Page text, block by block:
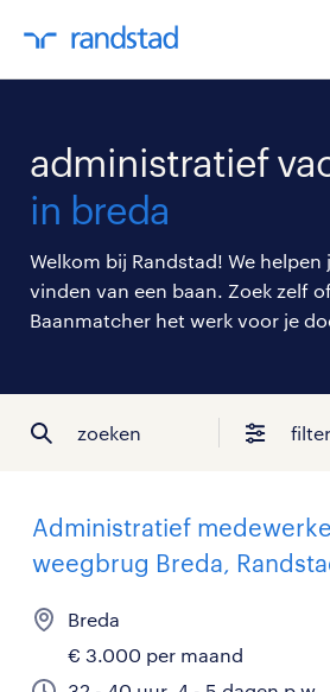
administratief
in breda
Welkom bij Randstad! We
vinden van een baan. Zoek zelf
Baanmatcher het werk voor je
zoeken
Administratief
weegbrug Breda,
Breda
€ 3.000 per maand